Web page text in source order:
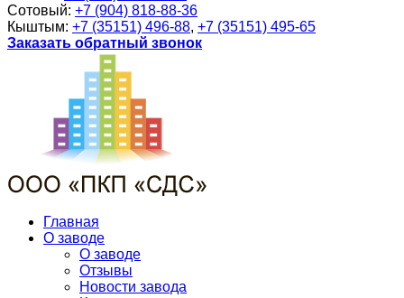
Сотовый: +7 (904) 818-88-36
Кыштым: +7 (35151) 496-88, +7 (35151) 495-65
Заказать обратный звонок
Главная
О заводе
О заводе
Отзывы
Новости завода